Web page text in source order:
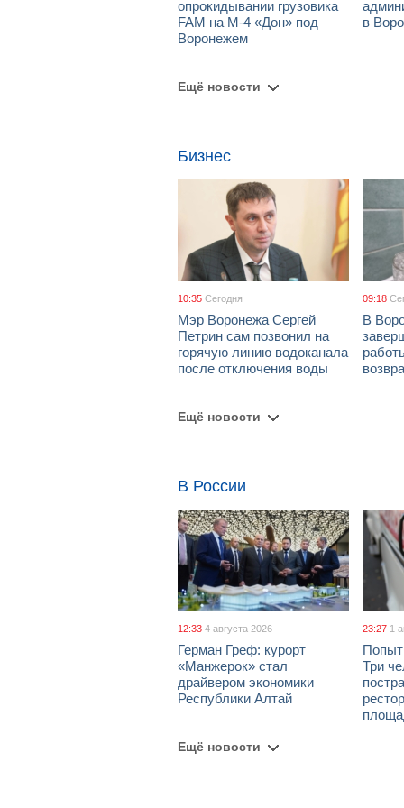
опрокидывании грузовика
FAM на М-4 «Дон» под
Воронежем
в
Ещё новости
Бизнес
10:35 Сегодня
Мэр Воронежа Сергей
Петрин сам позвонил на
горячую линию водоканала
после отключения воды
09:18
В
Ещё новости
В России
12:33 4 августа 2026
Герман Греф: курорт
«Манжерок» стал
драйвером экономики
Республики Алтай
23:27 1
Три
Ещё новости